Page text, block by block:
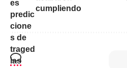
cumpliendo